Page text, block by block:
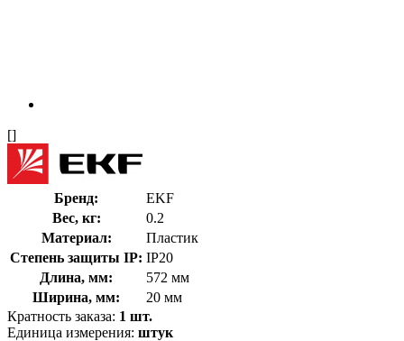
[]
Бренд:
EKF
Вес, кг:
0.2
Материал:
Пластик
Степень защиты IP: IP20
Длина, мм:
572 мм
Ширина, мм:
20 мм
Кратность заказа: 1 шт.
Единица измерения: штук